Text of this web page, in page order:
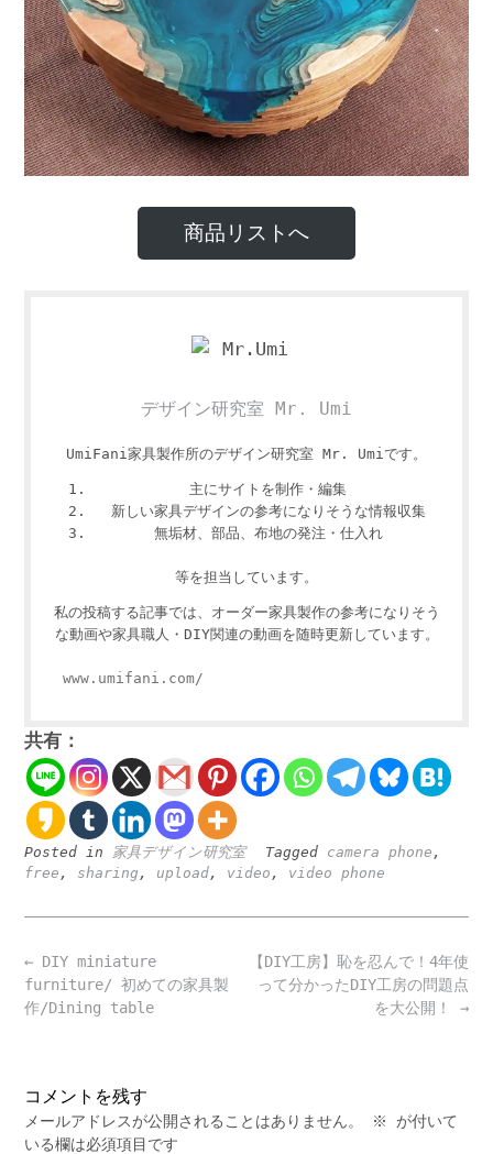
商品リストへ
デザイン研究室 Mr. Umi
UmiFani家具製作所のデザイン研究室 Mr. Umiです。
主にサイトを制作・編集
新しい家具デザインの参考になりそうな情報収集
無垢材、部品、布地の発注・仕入れ
等を担当しています。
私の投稿する記事では、オーダー家具製作の参考になりそう
な動画や家具職人・DIY関連の動画を随時更新しています。
www.umifani.com/
共有：
Posted in 家具デザイン研究室 Tagged camera phone ,
free , sharing , upload, video , video phone
Post
navigation
【DIY工房】恥を忍んで！4年使
って分かったDIY工房の問題点
を大公開！ →
← DIY miniature
furniture/ 初めての家具製
作/Dining table
コメントを残す
メールアドレスが公開されることはありません。 ※
が付いて
いる欄は必須項目です